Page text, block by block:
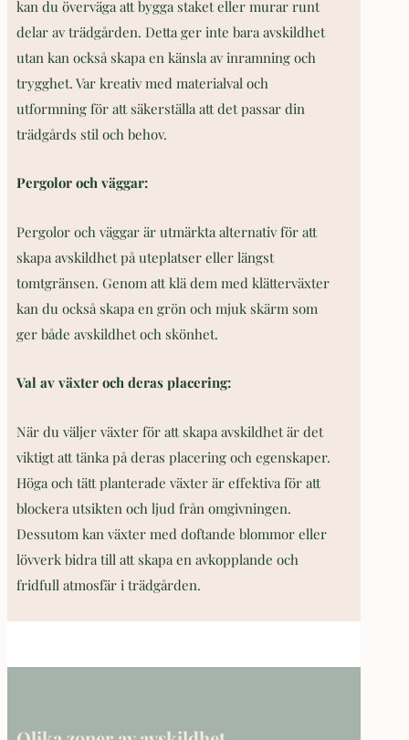
kan du överväga att bygga staket eller murar runt
delar av trädgården. Detta ger inte bara avskildhet
utan kan också skapa en känsla av inramning och
trygghet. Var kreativ med materialval och
utformning för att säkerställa att det passar din
trädgårds stil och behov.
Pergolor och väggar:
Pergolor och väggar är utmärkta alternativ för att
skapa avskildhet på uteplatser eller längst
tomtgränsen. Genom att klä dem med klätterväxter
kan du också skapa en grön och mjuk skärm som
ger både avskildhet och skönhet.
Val av växter och deras placering:
När du väljer växter för att skapa avskildhet är det
viktigt att tänka på deras placering och egenskaper.
Höga och tätt planterade växter är effektiva för att
blockera utsikten och ljud från omgivningen.
Dessutom kan växter med doftande blommor eller
lövverk bidra till att skapa en avkopplande och
fridfull atmosfär i trädgården.